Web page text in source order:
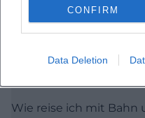
CONFIRM
Data Deletion
Wo kann ich parken
Wie reise ich mit Bahn